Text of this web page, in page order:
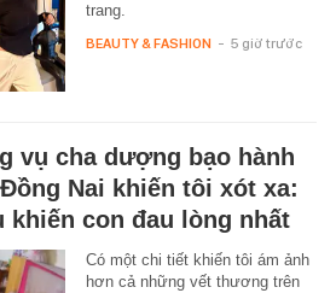
trang.
BEAUTY & FASHION - 5 giờ trước
vụ cha dượng bạo hành
Nai khiến tôi xót xa:
khiến con đau lòng nhất
Có một chi tiết khiến tôi ám ảnh
hơn cả những vết thương trên